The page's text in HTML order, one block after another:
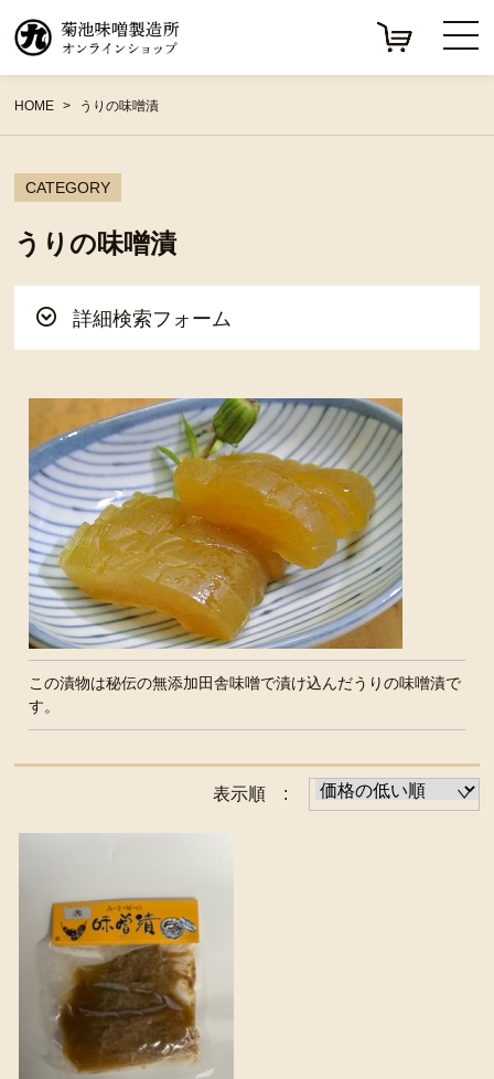
HOME うりの味噌漬
CATEGORY
うりの味噌漬
詳細検索フォーム
この漬物は秘伝の無添加田舎味噌で漬け込んだうりの味噌漬で
す。
表示順 :